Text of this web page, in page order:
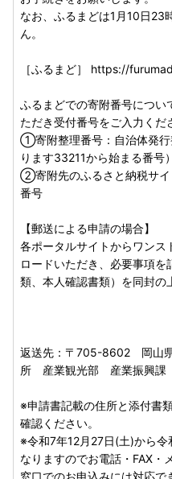
受付番号
各ポータルサイトからワン
認書類、本人確認書類）を
す。
返送先：〒705-8602
岡山県備前市東片上126
係
※申請書記載の住所と添付
ご確認ください。
なお、ふるまどは1月10日23
ん。
［ふるまど］ https://
ふるまどでの寄附番号につ
ただき受付番号をご入力くだ
①寄附整理番号：自治体発行
ります33211から始まる番号）
②寄附先のふるさと納税サイ
番号
【郵送による申請の場合】
各ポータルサイトからワンス
ロードいただき、必要事項
類、本人確認書類）を同封の
返送先：〒705-8602 岡山
所 産業観光部 産業振興課
※申請書記載の住所と添付書
確認ください。
※令和7年12月27日(土)から
なりますのでお電話・FAX・